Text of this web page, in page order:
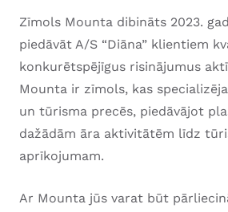
Zīmols Mounta dibināts 2023.
piedāvāt A/S “Diāna” klientiem
konkurētspējīgus risinājumus
Mounta ir zīmols, kas
un tūrisma precēs, piedāvājot
dažādām āra aktivitātēm līdz
aprīkojumam.
Ar Mounta jūs varat būt